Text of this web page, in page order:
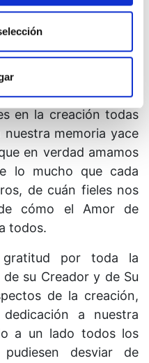
me creó.
que Dios nos
a Él. Podemos
en la creación todas
memoria yace
en verdad amamos
lo mucho que cada
de cuán fieles nos
cómo el Amor de
todos.
por toda la
su Creador y de Su
de la creación,
a nuestra
a un lado todos los
desviar de